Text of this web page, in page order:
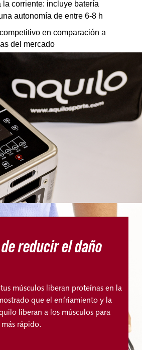
la corriente: incluye batería
autonomía de entre 6-8 h
en comparación a
del mercado
reducir el daño
músculos liberan proteínas en la
que el enfriamiento y la
liberan a los músculos para
rápido.